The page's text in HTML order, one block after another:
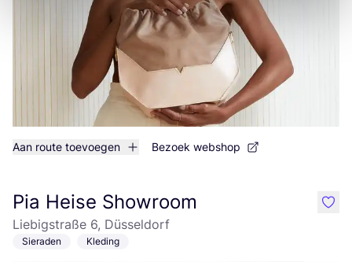
Aan route toevoegen Bezoek webshop
Pia Heise Showroom
Liebigstraße 6, Düsseldorf
Sieraden Kleding
like